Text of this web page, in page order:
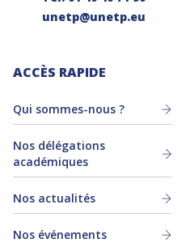
unetp@unetp.eu
ACCÈS RAPIDE
Qui sommes-nous ?
Nos délégations
académiques
Nos actualités
Nos événements